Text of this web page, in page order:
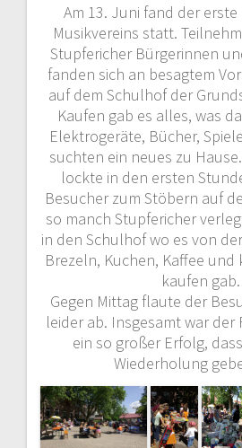
Am 13. Juni fand der
Musikvereins statt.
Stupfericher Bürgerinnen
fanden sich an besagtem
auf dem Schulhof der
Kaufen gab es alles, was
Elektrogeräte, Bücher,
suchten ein neues zu
lockte in den ersten
Besucher zum Stöbern auf
so manch Stupfericher
in den Schulhof wo es von
Brezeln, Kuchen, Kaffee und
kaufen gab.
Gegen Mittag flaute der
leider ab. Insgesamt war
ein so großer Erfolg,
Wiederholung